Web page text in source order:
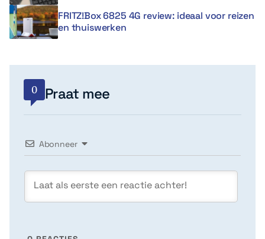
FRITZ!Box 6825 4G review: ideaal voor reizen
en thuiswerken
0 Praat mee
Abonneer